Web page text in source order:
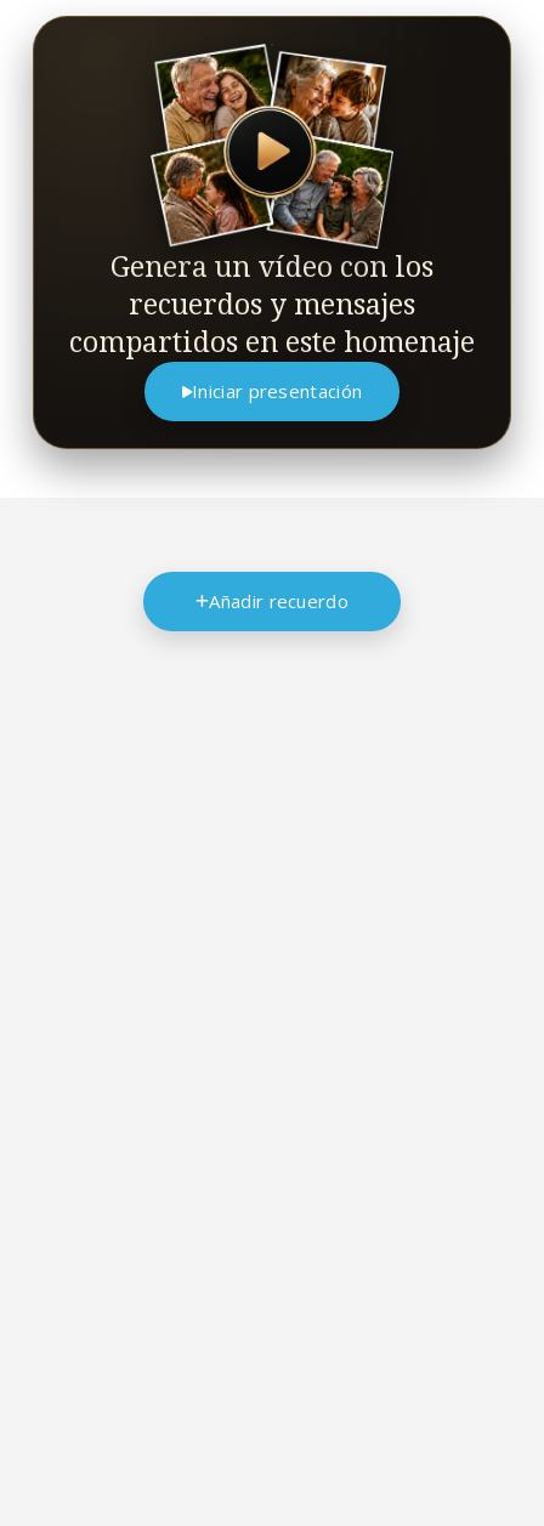
Genera un vídeo con los
recuerdos y mensajes
compartidos en este homenaje
Iniciar presentación
Añadir recuerdo